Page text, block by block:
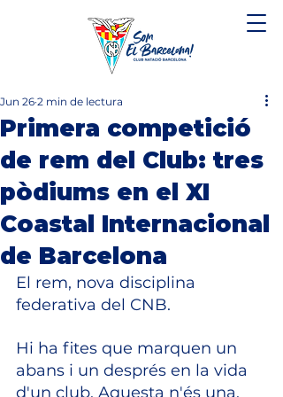
Primera competició
de rem del Club: tres
pòdiums en el XI
Coastal Internacional
de Barcelona
Jun 26 2 min de lectura
El rem, nova disciplina
federativa del CNB.
Hi ha fites que marquen un
abans i un després en la vida
d'un club. Aquesta n'és una.